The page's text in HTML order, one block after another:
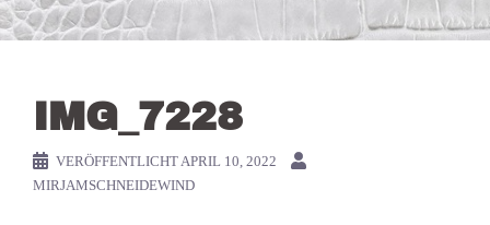
IMG_7228
VERÖFFENTLICHTAPRIL 10, 2022
MIRJAMSCHNEIDEWIND